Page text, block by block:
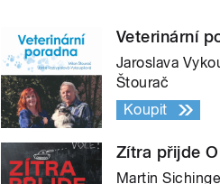
Veterinární
Jaroslava
Štourač
Koupit
Zítra přijde
Martin